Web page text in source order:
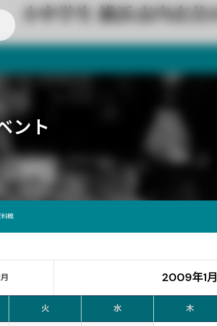
ント
館
2009年1月
火 水 木